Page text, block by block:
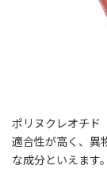
ポリヌクレオチド
適合性が高く、異
な成分といえます。